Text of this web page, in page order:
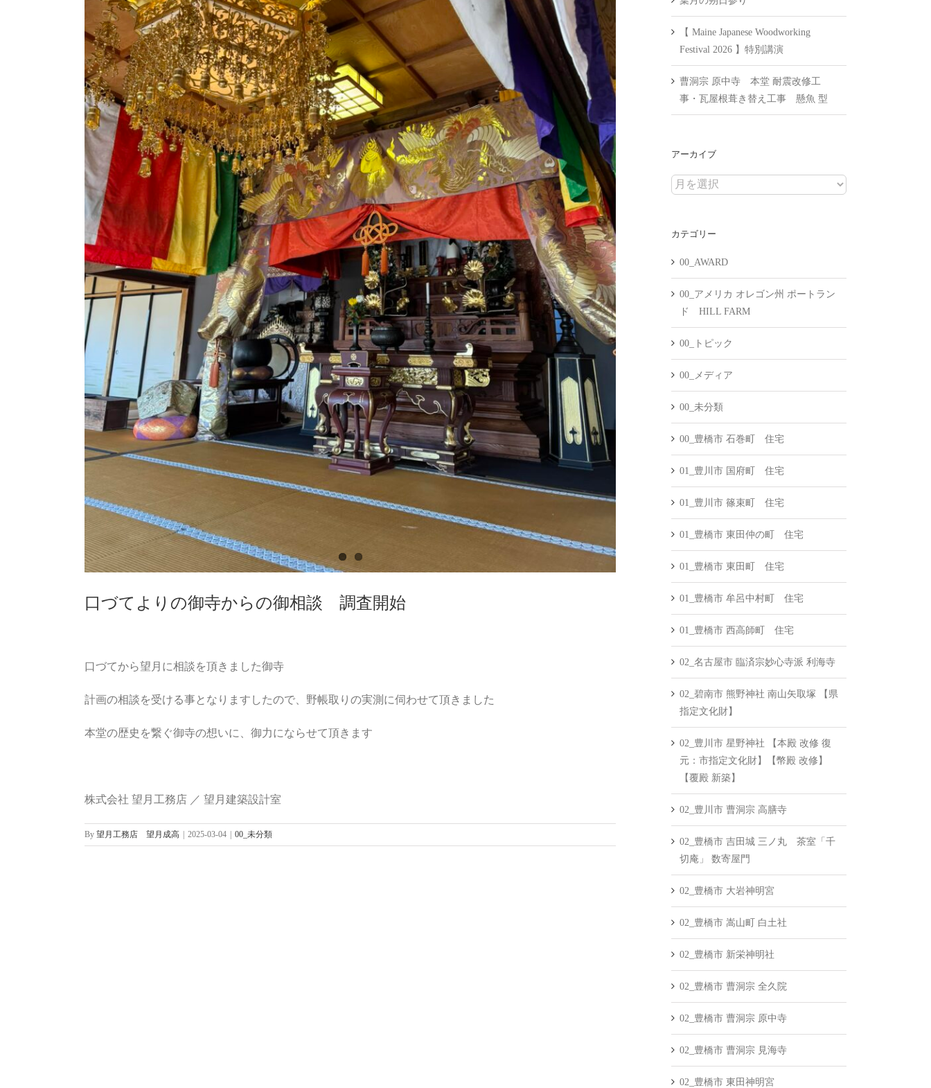
口づてよりの御寺からの御相談 調査開始
口づてから望月に相談を頂きました御寺
計画の相談を受ける事となりますしたので、野帳取りの実測に伺わせて頂きました
本堂の歴史を繋ぐ御寺の想いに、御力にならせて頂きます
株式会社 望月工務店 ／ 望月建築設計室
By 望月工務店 望月成高 2025-03-04 00_未分類
【 Maine Japanese Woodworking
Festival 2026 】特別講演
曹洞宗 原中寺 本堂 耐震改修工
事・瓦屋根葺き替え工事 懸魚 型
アーカイブ
ア
イ
カテゴリー
00_AWARD
00_アメリカ オレゴン州 ポートラン
ド HILL FARM
00_トピック
00_メディア
00_未分類
00_豊橋市 石巻町 住宅
01_豊川市 国府町 住宅
01_豊川市 篠束町 住宅
01_豊橋市 東田仲の町 住宅
01_豊橋市 東田町 住宅
01_豊橋市 牟呂中村町 住宅
01_豊橋市 西高師町 住宅
02_名古屋市 臨済宗妙心寺派 利海寺
02_碧南市 熊野神社 南山矢取塚 【県
指定文化財】
02_豊川市 星野神社 【本殿 改修 復
元：市指定文化財】【幣殿 改修】
【覆殿 新築】
02_豊川市 曹洞宗 高膳寺
02_豊橋市 吉田城 三ノ丸 茶室「千
切庵」 数寄屋門
02_豊橋市 大岩神明宮
02_豊橋市 嵩山町 白土社
02_豊橋市 新栄神明社
02_豊橋市 曹洞宗 全久院
02_豊橋市 曹洞宗 原中寺
02_豊橋市 曹洞宗 見海寺
02_豊橋市 東田神明宮